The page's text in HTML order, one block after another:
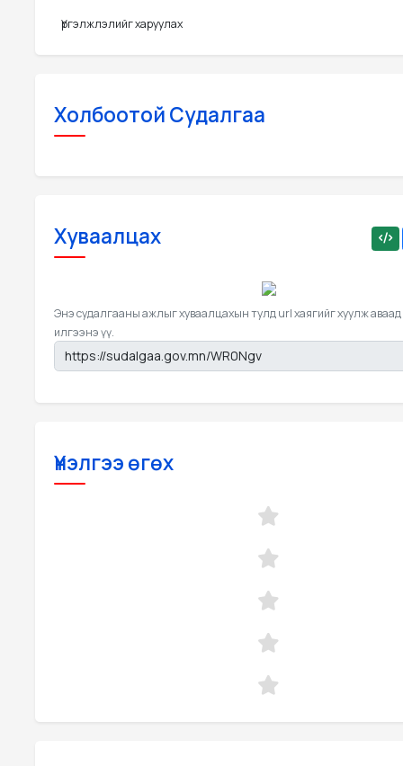
Үргэлжлэлийг харуулах
Холбоотой Судалгаа
Хуваалцах
Энэ судалгааны ажлыг хуваалцахын тулд url хаягийг хуулж аваад
илгээнэ үү.
Үнэлгээ өгөх